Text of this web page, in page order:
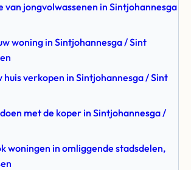
van jongvolwassenen in Sintjohannesga
woning in Sintjohannesga / Sint
huis verkopen in Sintjohannesga / Sint
met de koper in Sintjohannesga /
woningen in omliggende stadsdelen,